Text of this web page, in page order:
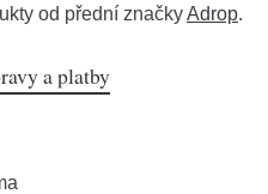
od přední značkyAdrop.
a platby